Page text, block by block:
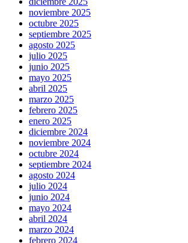
noviembre 2025
octubre 2025
septiembre 2025
agosto 2025
julio 2025
junio 2025
mayo 2025
abril 2025
marzo 2025
febrero 2025
enero 2025
diciembre 2024
noviembre 2024
octubre 2024
septiembre 2024
agosto 2024
julio 2024
junio 2024
mayo 2024
abril 2024
marzo 2024
febrero 2024